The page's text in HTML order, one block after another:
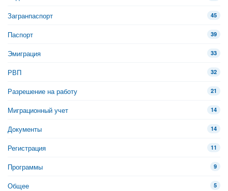
Загранпаспорт
45
Паспорт 39
Эмиграция 33
РВП 32
Разрешение на работу 21
Миграционный учет 14
Документы 14
Регистрация 11
Программы 9
Общее 5